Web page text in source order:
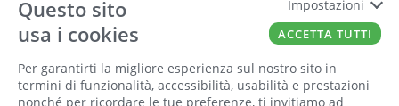
FERRAMENTA VENETA SRL 00221490238
Questo sito
usa i cookies
Per garantirti la migliore esperienza sul nostro sito in
termini di funzionalità, accessibilità, usabilità e prestazioni
nonché per ricordare le tue preferenze, ti invitiamo ad
Impostazioni
ACCETTA TUTTI